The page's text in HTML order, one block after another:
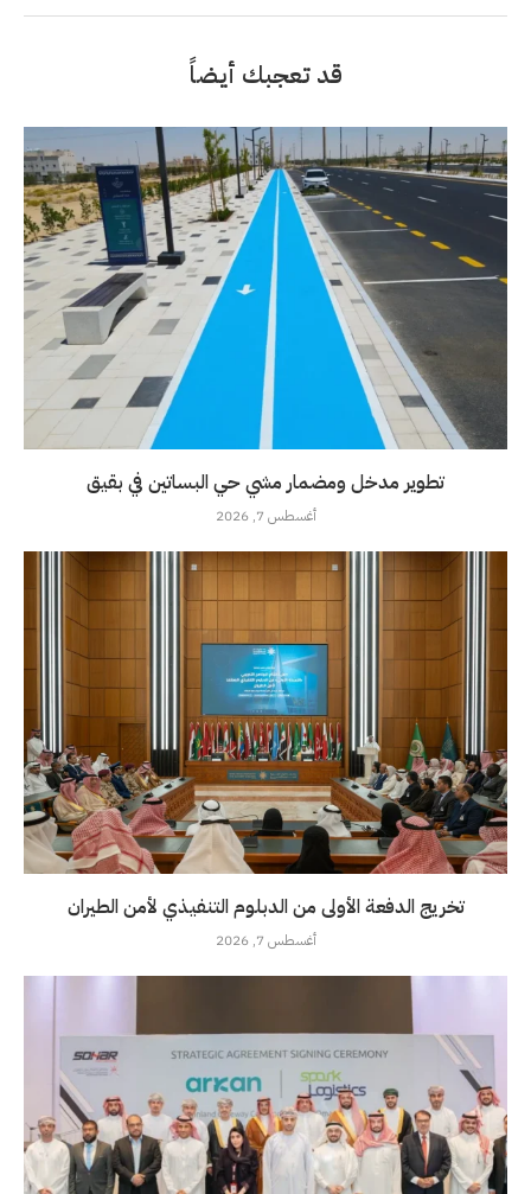
قد تعجبك أيضاً
تطوير مدخل ومضمار مشي حي البساتين في بقيق
أغسطس 7, 2026
تخريج الدفعة الأولى من الدبلوم التنفيذي لأمن الطيران
أغسطس 7, 2026